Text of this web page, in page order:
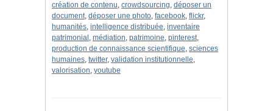
création de contenu, crowdsourcing, déposer un
document, déposer une photo, facebook, flickr,
humanités, intelligence distribuée, inventaire
patrimonial , médiation, patrimoine, pinterest,
production de connaissance scientifique, sciences
humaines, twitter, validation institutionnelle,
valorisation, youtube